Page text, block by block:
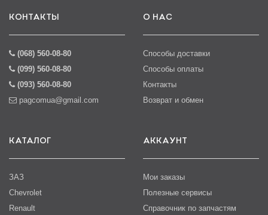
КОНТАКТЫ
(068) 560-08-80
(099) 560-08-80
(093) 560-08-80
pagcomua@gmail.com
О НАС
Способы доставки
Способы оплаты
Контакты
Возврат и обмен
КАТАЛОГ
ЗАЗ
Chevrolet
Renault
АККАУНТ
Мои заказы
Полезные сервисы
Справочник по запчастям